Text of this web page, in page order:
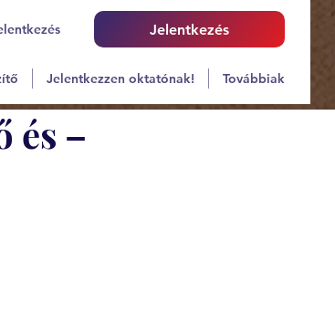
Jelentkezés
Jelentkezzen oktatónak! Továbbiak
és –